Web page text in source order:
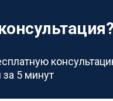
5 минут